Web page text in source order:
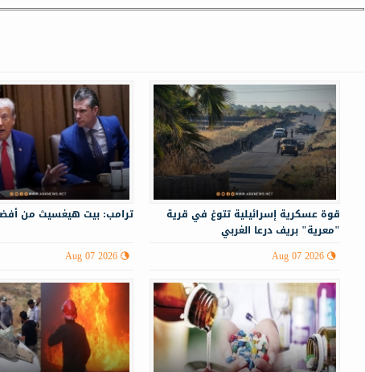
ترامب: بيت هيغسيث من
Aug 07 2026
قوة عسكرية إسرائيلية تتوغ في قرية
"معرية" بريف درعا الغربي
Aug 07 2026